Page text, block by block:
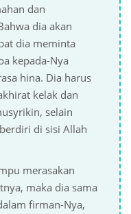
dan
dia akan
dia meminta
kepada-Nya
hina. Dia harus
kelak dan
selain
di sisi Allah
merasakan
maka dia sama
firman-Nya,